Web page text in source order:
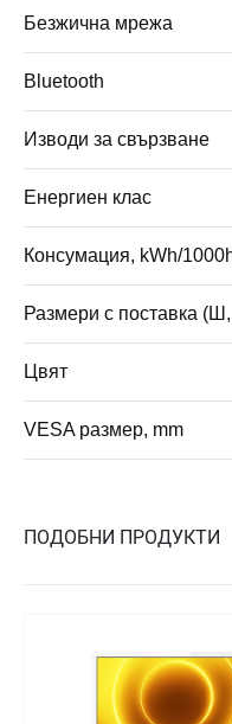
Безжична мрежа
Bluetooth
Изводи за свързване
Енергиен клас
Консумация, kWh/
Размери с поставка
Цвят
VESA размер, mm
ПОДОБНИ ПРОДУКТИ